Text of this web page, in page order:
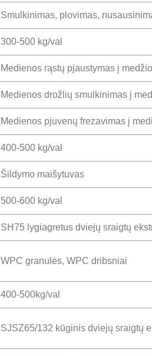
Smulkinimas, plovimas,
300-500 kg/val
Medienos rąstų pjaustymas į
Medienos drožlių smulkinimas į
Medienos pjuvenų frezavimas į
400-500 kg/val
Šildymo maišytuvas
500-600 kg/val
SH75 lygiagretus dviejų sraigtų
WPC granulės, WPC dribsniai
400-500kg/val
SJSZ65/132 kūginis dviejų sraigtų